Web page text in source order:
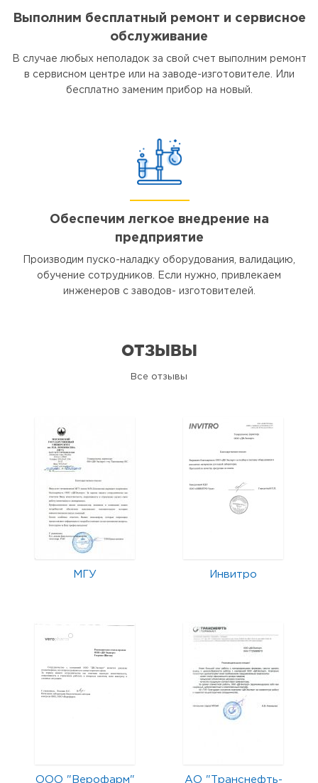
Выполним бесплатный ремонт и сервисное
обслуживание
В случае любых неполадок за свой счет выполним ремонт
в сервисном центре или на заводе-изготовителе. Или
бесплатно заменим прибор на новый.
Обеспечим легкое внедрение на
предприятие
Производим пуско-наладку оборудования, валидацию,
обучение сотрудников. Если нужно, привлекаем
инженеров с заводов- изготовителей.
ОТЗЫВЫ
Все отзывы
МГУ Инвитро
ООО "Верофарм"
АО "Транснефть-